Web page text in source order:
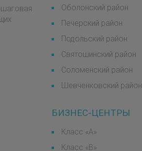
Оболонский район
Печерский район
Подольский район
Святошинский район
Соломенский район
Шевченковский район
БИЗНЕС-ЦЕНТРЫ
Класс «А»
Класс «B»